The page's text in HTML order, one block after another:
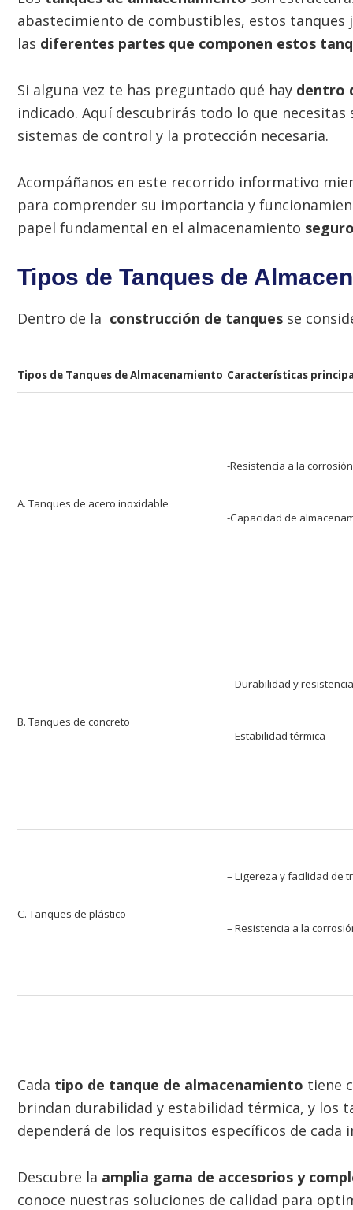
abastecimiento de combustibles, estos tanques
las diferentes partes que componen estos
Si alguna vez te has preguntado qué hay dentro
indicado. Aquí descubrirás todo lo que
sistemas de control y la protección necesaria.
Acompáñanos en este recorrido informativo
para comprender su importancia y
papel fundamental en el almacenamiento
Tipos de Tanques de
Dentro de la construcción de tanques se
Tipos de Tanques de Almacenamiento Características
A. Tanques de acero inoxidable
-Resistencia a la corrosión
-Capacidad de
B. Tanques de concreto
– Durabilidad y
– Estabilidad térmica
C. Tanques de plástico
– Ligereza y facilidad de
– Resistencia a la
Cada tipo de tanque de almacenamiento tiene
brindan durabilidad y estabilidad térmica, y los
dependerá de los requisitos específicos de
Descubre la amplia gama de accesorios y
conoce nuestras soluciones de calidad para